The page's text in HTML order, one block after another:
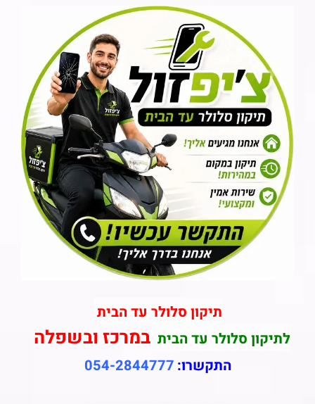
תיקון סלולר עד הבית
לתיקון סלולר עד הביתבמרכז ובשפלה
התקשרו: 054-2844777